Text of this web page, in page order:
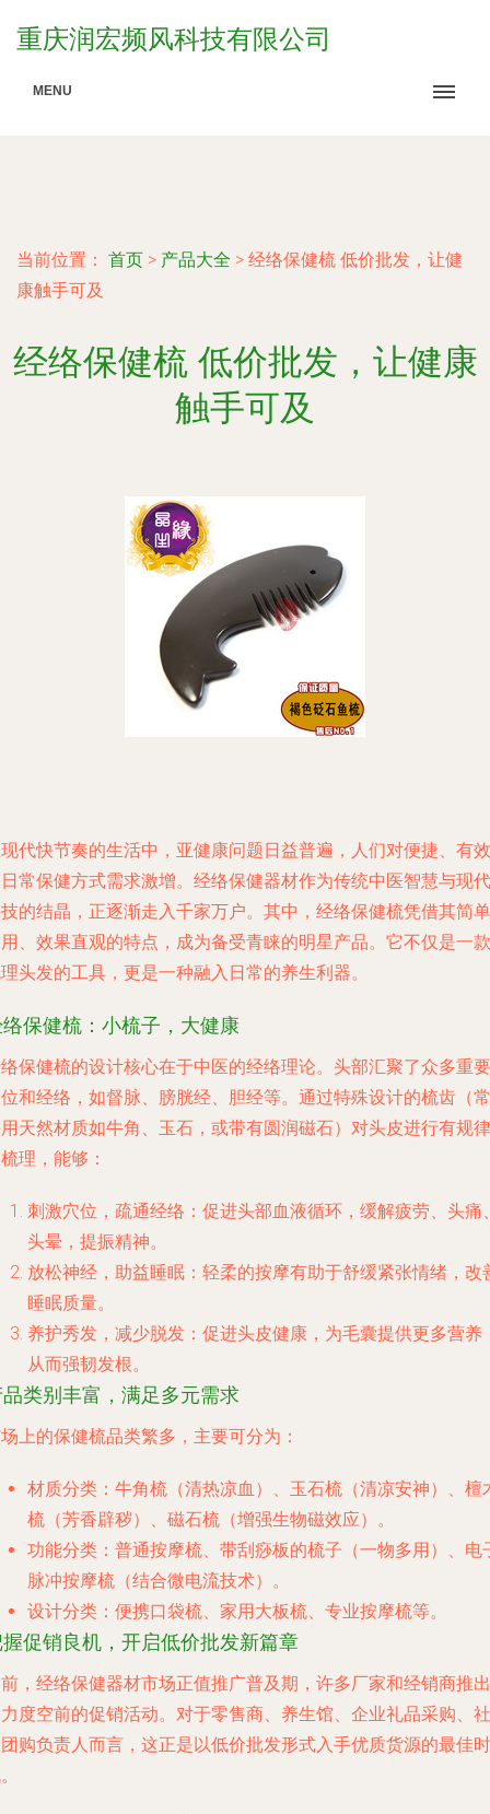
重庆润宏频风科技有限公司
MENU
当前位置： 首页 > 产品大全 > 经络保健梳 低价批发，让健
康触手可及
经络保健梳 低价批发，让健康
触手可及
代快节奏的生活中，亚健康问题日益普遍，人们对便捷、有效
常保健方式需求激增。经络保健器材作为传统中医智慧与现代
的结晶，正逐渐走入千家万户。其中，经络保健梳凭借其简单
、效果直观的特点，成为备受青睐的明星产品。它不仅是一款
头发的工具，更是一种融入日常的养生利器。
保健梳：小梳子，大健康
保健梳的设计核心在于中医的经络理论。头部汇聚了众多重要
和经络，如督脉、膀胱经、胆经等。通过特殊设计的梳齿（常
天然材质如牛角、玉石，或带有圆润磁石）对头皮进行有规律
理，能够：
刺激穴位，疏通经络 ：促进头部血液循环，缓解疲劳、头痛
头晕，提振精神。
放松神经，助益睡眠 ：轻柔的按摩有助于舒缓紧张情绪，改
睡眠质量。
养护秀发，减少脱发 ：促进头皮健康，为毛囊提供更多营养
从而强韧发根。
类别丰富，满足多元需求
上的保健梳品类繁多，主要可分为：
材质分类 ：牛角梳（清热凉血）、玉石梳（清凉安神）、檀
梳（芳香辟秽）、磁石梳（增强生物磁效应）。
功能分类 ：普通按摩梳、带刮痧板的梳子（一物多用）、电
脉冲按摩梳（结合微电流技术）。
设计分类 ：便携口袋梳、家用大板梳、专业按摩梳等。
促销良机，开启低价批发新篇章
，经络保健器材市场正值推广普及期，许多厂家和经销商推出
度空前的促销活动。对于零售商、养生馆、企业礼品采购、社
购负责人而言，这正是以低价批发形式入手优质货源的最佳时